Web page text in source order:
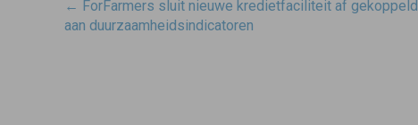
Post
navigatie
← ForFarmers sluit nieuwe kredietfaciliteit af gekoppeld
aan duurzaamheidsindicatoren